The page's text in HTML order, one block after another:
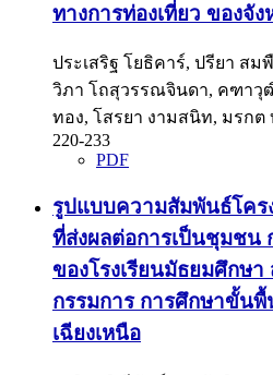
ทางการท่องเที่ยว ของจั
ประเสริฐ โยธิคาร์, ปรียา สม
วิภา โถสุวรรณจินดา, คฑาวุ
ทอง, โสรยา งามสนิท, มรก
220-233
PDF
รูปแบบความสัมพันธ์โคร
ที่ส่งผลต่อการเป็นชุมชน
ของโรงเรียนมัธยมศึกษ
กรรมการ การศึกษาขั้น
เฉียงเหนือ